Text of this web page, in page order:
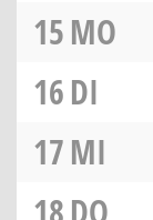
15MO
16DI
17MI